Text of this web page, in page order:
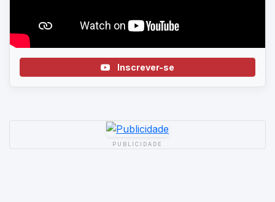
Inscrever-se
PUBLICIDADE